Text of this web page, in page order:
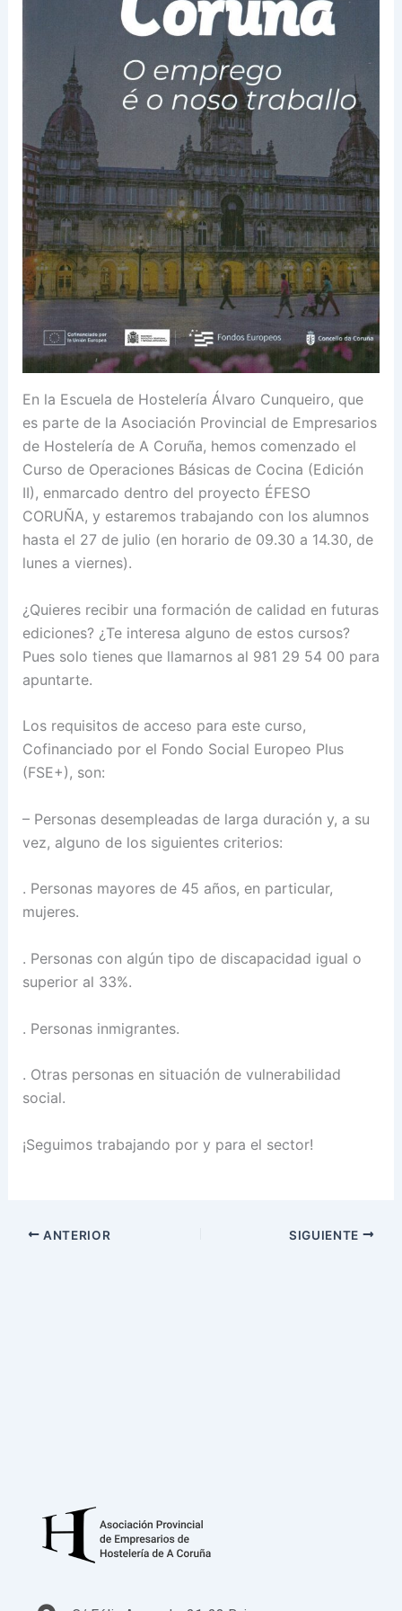
En la Escuela de Hostelería Álvaro Cunqueiro, que
es parte de la Asociación Provincial de Empresarios
de Hostelería de A Coruña, hemos comenzado el
Curso de Operaciones Básicas de Cocina (Edición
II), enmarcado dentro del proyecto ÉFESO
CORUÑA, y estaremos trabajando con los alumnos
hasta el 27 de julio (en horario de 09.30 a 14.30, de
lunes a viernes).
¿Quieres recibir una formación de calidad en futuras
ediciones? ¿Te interesa alguno de estos cursos?
Pues solo tienes que llamarnos al 981 29 54 00 para
apuntarte.
Los requisitos de acceso para este curso,
Cofinanciado por el Fondo Social Europeo Plus
(FSE+), son:
– Personas desempleadas de larga duración y, a su
vez, alguno de los siguientes criterios:
. Personas mayores de 45 años, en particular,
mujeres.
. Personas con algún tipo de discapacidad igual o
superior al 33%.
. Personas inmigrantes.
. Otras personas en situación de vulnerabilidad
social.
¡Seguimos trabajando por y para el sector!
ANTERIOR SIGUIENTE